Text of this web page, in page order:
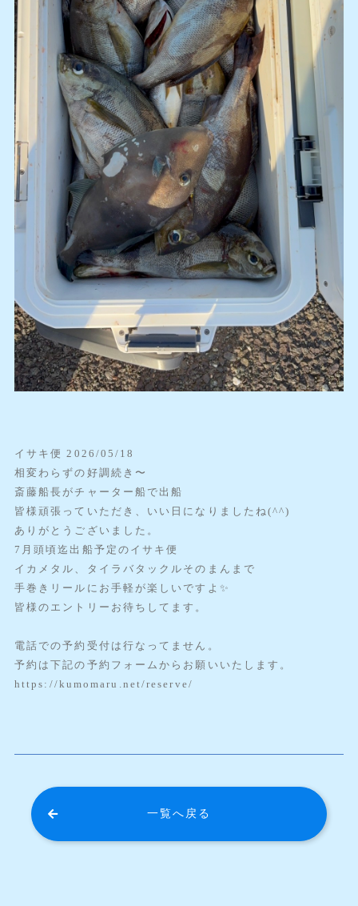
イサキ便 2026/05/18
相変わらずの好調続き〜
斎藤船長がチャーター船で出船
皆様頑張っていただき、いい日になりましたね(^^)
ありがとうございました。
7月頭頃迄出船予定のイサキ便
イカメタル、タイラバタックルそのまんまで
手巻きリールにお手軽が楽しいですよ✨️
皆様のエントリーお待ちしてます。
電話での予約受付は行なってません。
予約は下記の予約フォームからお願いいたします。
https://kumomaru.net/reserve/
一覧へ戻る